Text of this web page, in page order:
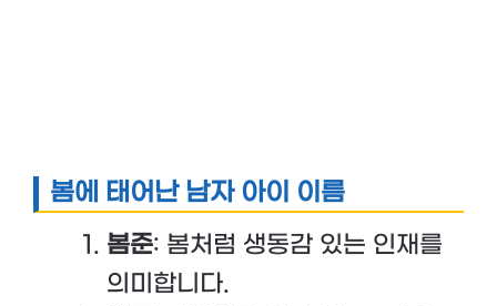
봄에 태어난 남자 아이 이름
봄준: 봄처럼 생동감 있는 인재를
의미합니다.